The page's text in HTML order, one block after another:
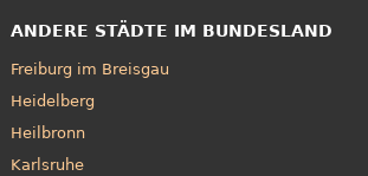
ANDERE STÄDTE IM BUNDESLAND
Freiburg im Breisgau
Heidelberg
Heilbronn
Karlsruhe